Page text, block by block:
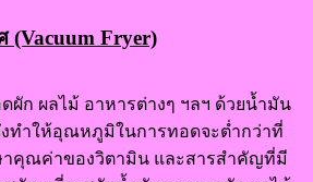
(Vacuum Fryer)
ก ผลไม้ อาหารต่างๆ ฯลฯ ด้วยน้ำมัน
ทำให้อุณหภูมิในการทอดจะต่ำกว่าที่
คุณค่าของวิตามิน และสารสำคัญที่มี